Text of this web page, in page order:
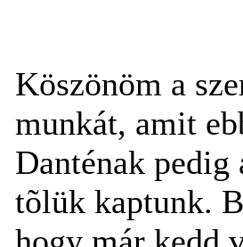
Köszönöm a
munkát, amit
Danténak pedig
tõlük kaptunk.